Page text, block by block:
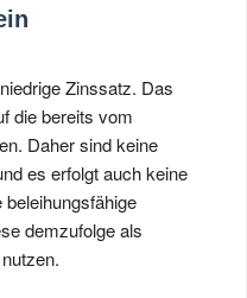
Zinssatz. Das
die bereits vom
Daher sind keine
es erfolgt auch keine
demzufolge als